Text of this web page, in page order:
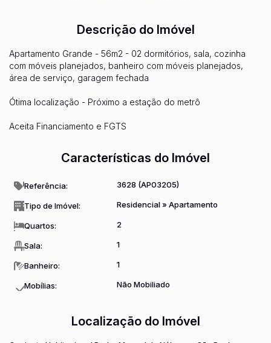
Descrição do Imóvel
Apartamento Grande - 56m2 - 02 dormitórios, sala, cozinha
com móveis planejados, banheiro com móveis planejados,
área de serviço, garagem fechada
Ótima localização - Próximo a estação do metrô
Aceita Financiamento e FGTS
Características do Imóvel
Referência: 3628 (AP03205)
Tipo de Imóvel: Residencial» Apartamento
Quartos: 2
Sala: 1
Banheiro: 1
Mobílias: Não Mobiliado
Localização do Imóvel